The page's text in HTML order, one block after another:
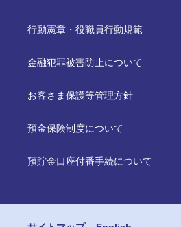
行動憲章・役職員行動規範
金融犯罪被害防止について
お客さま保護等管理方針
預金保険制度について
預貯金口座付番手続について